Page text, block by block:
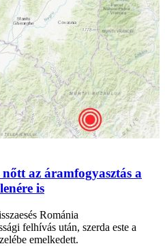
az áramfogyasztás a
is
Románia
felhívás után, szerda este a
emelkedett.